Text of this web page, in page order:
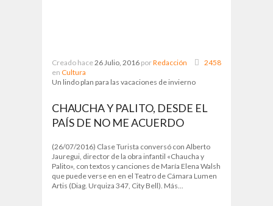
Creado hace26 Julio, 2016 porRedacción
en Cultura
2458
Un lindo plan para las vacaciones de invierno
CHAUCHA Y PALITO, DESDE EL
PAÍS DE NO ME ACUERDO
(26/07/2016) Clase Turista conversó con Alberto
Jauregui, director de la obra infantil «Chaucha y
Palito», con textos y canciones de María Elena Walsh
que puede verse en en el Teatro de Cámara Lumen
Artis (Diag. Urquiza 347, City Bell). Más...